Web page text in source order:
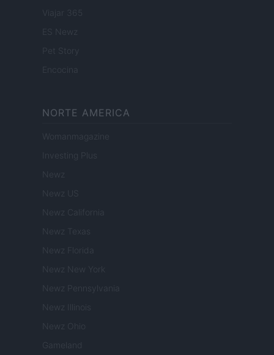
Viajar 365
ES Newz
Encocina
NORTE AMERICA
Womanmagazine
Investing Plus
Newz
Newz US
Newz California
Newz Texas
Newz Florida
Newz New York
Newz Pennsylvania
Newz Illinois
Newz Ohio
Gameland